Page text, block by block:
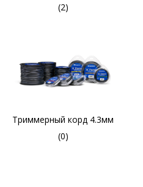
(2)
Триммерный корд 4.3мм
(0)